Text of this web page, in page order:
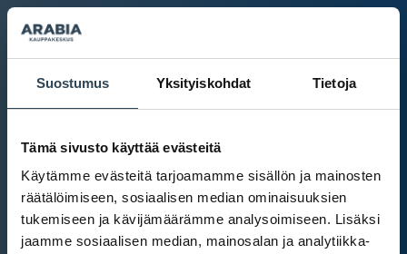
Suostumus Yksityiskohdat Tietoja
Tämä sivusto käyttää evästeitä
Käytämme evästeitä tarjoamamme sisällön ja mainosten
räätälöimiseen, sosiaalisen median ominaisuuksien
tukemiseen ja kävijämäärämme analysoimiseen. Lisäksi
jaamme sosiaalisen median, mainosalan ja analytiikka-